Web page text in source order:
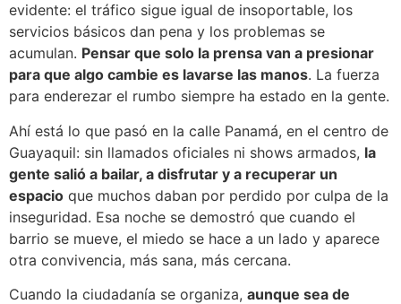
evidente: el tráfico sigue igual de insoportable, los
servicios básicos dan pena y los problemas se
acumulan. Pensar que solo la prensa van a presionar
para que algo cambie es lavarse las manos. La fuerza
para enderezar el rumbo siempre ha estado en la gente.
Ahí está lo que pasó en la calle Panamá, en el centro de
Guayaquil: sin llamados oficiales ni shows armados, la
gente salió a bailar, a disfrutar y a recuperar un
espacio que muchos daban por perdido por culpa de la
inseguridad. Esa noche se demostró que cuando el
barrio se mueve, el miedo se hace a un lado y aparece
otra convivencia, más sana, más cercana.
Cuando la ciudadanía se organiza, aunque sea de